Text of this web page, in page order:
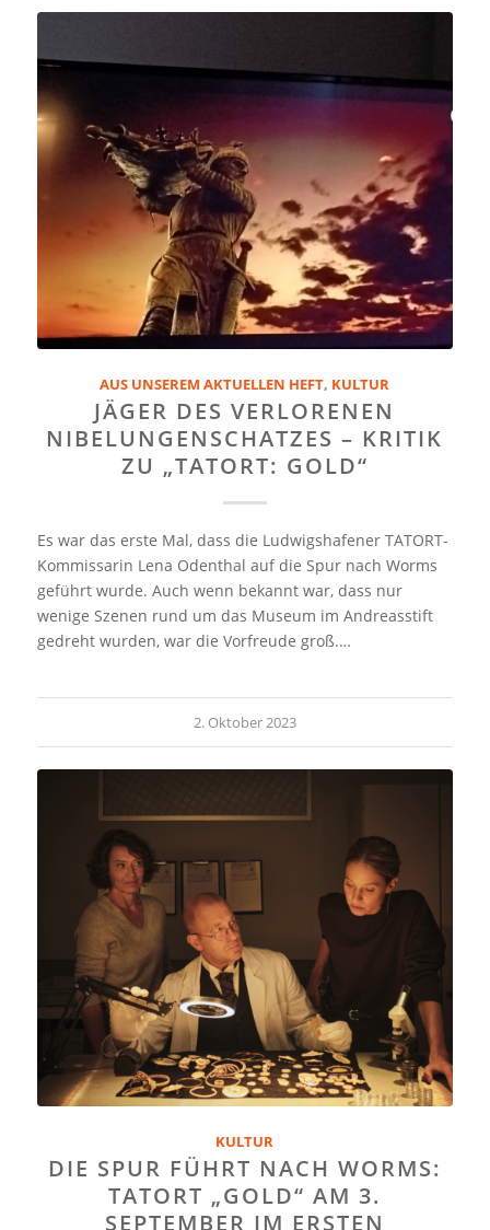
AUS UNSEREM AKTUELLEN HEFT, KULTUR
JÄGER DES VERLORENEN
NIBELUNGENSCHATZES – KRITIK
ZU „TATORT: GOLD“
Es war das erste Mal, dass die Ludwigshafener TATORT-
Kommissarin Lena Odenthal auf die Spur nach Worms
geführt wurde. Auch wenn bekannt war, dass nur
wenige Szenen rund um das Museum im Andreasstift
gedreht wurden, war die Vorfreude groß.…
2. Oktober 2023
KULTUR
DIE SPUR FÜHRT NACH WORMS:
TATORT „GOLD“ AM 3.
SEPTEMBER IM ERSTEN